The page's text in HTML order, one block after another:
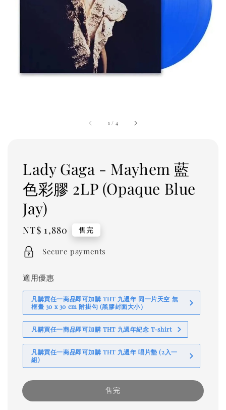
1 / 4
Lady Gaga - Mayhem 藍
色彩膠 2LP (Opaque Blue
Jay)
Regular
price
NT$ 1,880 售完
Secure payments
適用優惠
凡購買任一商品即可加購 THT 九週年 同一片天空 無
框畫 30 x 30 cm 附掛勾 (黑膠封面大小）
凡購買任一商品即可加購 THT 九週年紀念 T-shirt
凡購買任一商品即可加購 THT 九週年 唱片墊 (2入一
組)
售完